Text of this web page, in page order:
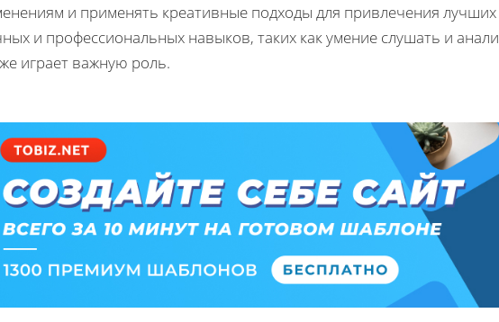
и применять креативные подходы для привлечения лучших
и профессиональных навыков, таких как умение слушать и
играет важную роль.